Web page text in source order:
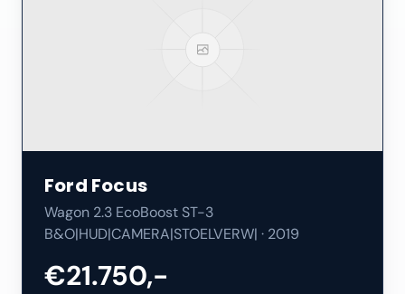
Ford Focus
Wagon 2.3 EcoBoost ST-3
B&O|HUD|CAMERA|STOELVERW| · 2019
€21.750,-